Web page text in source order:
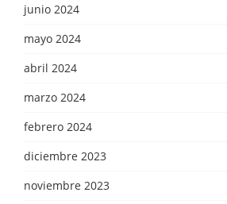
junio 2024
mayo 2024
abril 2024
marzo 2024
febrero 2024
diciembre 2023
noviembre 2023